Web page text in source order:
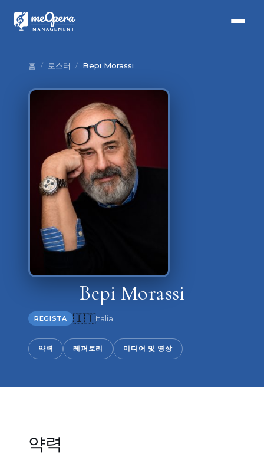
홈 / 로스터 / Bepi Morassi
Bepi Morassi
REGISTA 🇮🇹Italia
약력 레퍼토리 미디어 및 영상
약력